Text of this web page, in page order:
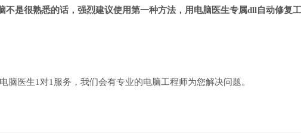
是很熟悉的话，强烈建议使用第一种方法，用电脑医生专属dll自动修复工
医生1对1服务，我们会有专业的电脑工程师为您解决问题。